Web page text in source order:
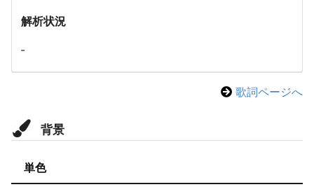
解析状況
-
歌詞ページへ
背景
単色